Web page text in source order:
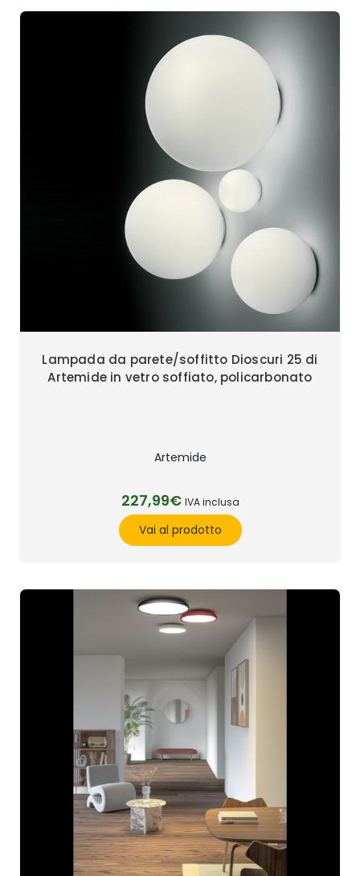
Lampada da parete/soffitto Dioscuri 25 di
Artemide in vetro soffiato, policarbonato
Artemide
227,99€ IVA inclusa
Vai al prodotto